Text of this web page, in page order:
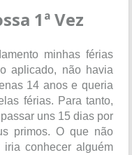
1ª Vez
minhas férias
aplicado, não havia
14 anos e queria
férias. Para tanto,
uns 15 dias por
primos. O que não
conhecer alguém